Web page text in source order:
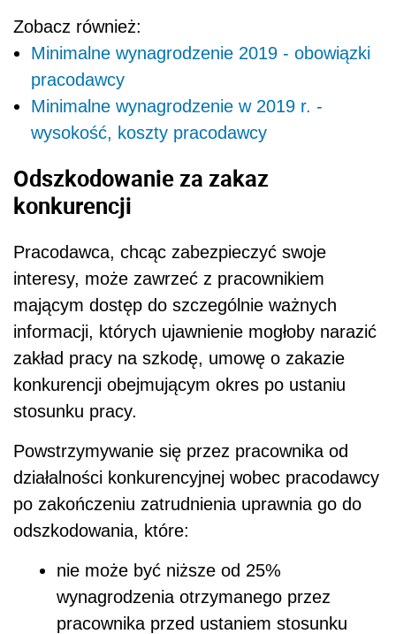
Zobacz również:
Minimalne wynagrodzenie 2019 - obowiązki
pracodawcy
Minimalne wynagrodzenie w 2019 r. -
wysokość, koszty pracodawcy
Odszkodowanie za zakaz
konkurencji
Pracodawca, chcąc zabezpieczyć swoje
interesy, może zawrzeć z pracownikiem
mającym dostęp do szczególnie ważnych
informacji, których ujawnienie mogłoby narazić
zakład pracy na szkodę, umowę o zakazie
konkurencji obejmującym okres po ustaniu
stosunku pracy.
Powstrzymywanie się przez pracownika od
działalności konkurencyjnej wobec pracodawcy
po zakończeniu zatrudnienia uprawnia go do
odszkodowania, które:
nie może być niższe od 25%
wynagrodzenia otrzymanego przez
pracownika przed ustaniem stosunku